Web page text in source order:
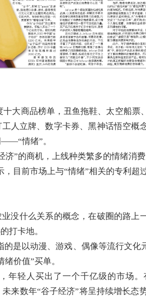
大商品榜单，丑鱼拖鞋、太空船票
人立牌、数字卡券、黑神话悟空概
情绪”。
济”的商机，上线种类繁多的情绪消
目前市场上与“情绪”相关的专利超
没什么关系的概念，在破圈的路上
打卡地。
的是以动漫、游戏、偶像等流行文化
价值”买单。
年轻人买出了一个千亿级的市场。
来数年“谷子经济”将呈持续增长态